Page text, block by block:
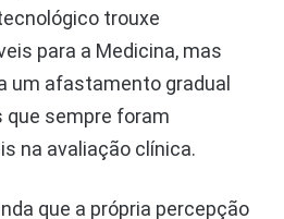
trouxe
para a Medicina, mas
um afastamento gradual
sempre foram
na avaliação clínica.
que a própria percepção